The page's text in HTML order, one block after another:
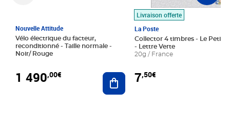
Nouvelle Attitude
Vélo électrique du facteur,
reconditionné - Taille normale -
Noir/ Rouge
1 490,00€ Ajouter au panier
Livraison offerte
La Poste
Collector 4 timbres - Le Petit
- Lettre Verte
20g / France
7,50€